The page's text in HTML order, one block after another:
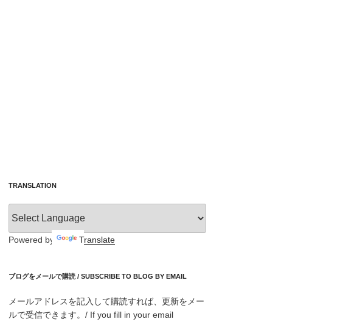
TRANSLATION
Powered by Translate
ブログをメールで購読 / SUBSCRIBE TO BLOG BY EMAIL
メールアドレスを記入して購読すれば、更新をメー
ルで受信できます。/ If you fill in your email